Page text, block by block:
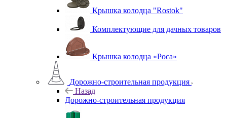
Крышка колодца "Rostok"
Комплектующие для дачных товаров
Крышка колодца «Роса»
Дорожно-строительная продукция
Назад
Дорожно-строительная продукция